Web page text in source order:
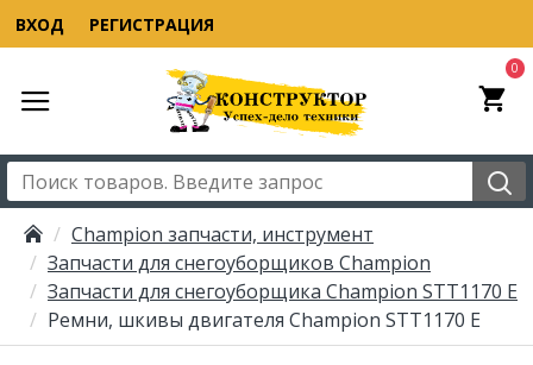
ВХОД РЕГИСТРАЦИЯ
0
Champion запчасти, инструмент
Запчасти для снегоуборщиков Champion
Запчасти для снегоуборщика Champion STT1170 E
Ремни, шкивы двигателя Champion STT1170 E